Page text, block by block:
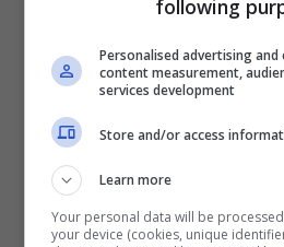
capire che non andrà
interpellato su un
allaYamaha, aveva
squadra che sarebbe
caso di passaggio ad un
vincente.
following
Personalised advertising
content measurement,
services development
Store and/or access
Learn more
Your personal data will be
your device (cookies, unique